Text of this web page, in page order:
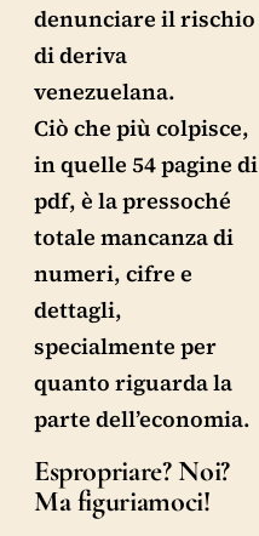
denunciare il rischio
di deriva
venezuelana.
Ciò che più colpisce,
in quelle 54 pagine di
pdf, è la pressoché
totale mancanza di
numeri, cifre e
dettagli,
specialmente per
quanto riguarda la
parte dell’economia.
Espropriare? Noi?
Ma figuriamoci!